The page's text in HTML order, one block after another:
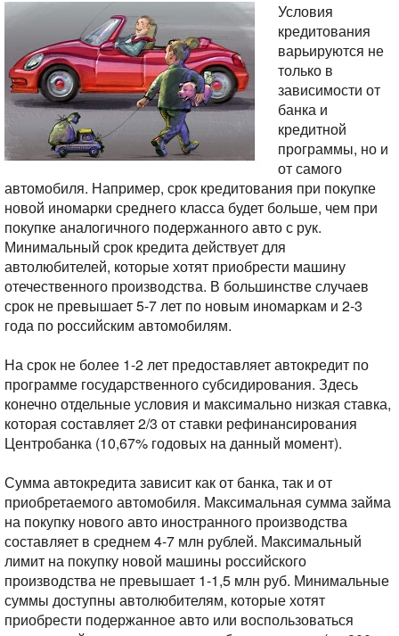
Условия
кредитования
варьируются не
только в
зависимости от
банка и
кредитной
программы, но и
от самого
автомобиля. Например, срок кредитования при покупке
новой иномарки среднего класса будет больше, чем при
покупке аналогичного подержанного авто с рук.
Минимальный срок кредита действует для
автолюбителей, которые хотят приобрести машину
отечественного производства. В большинстве случаев
срок не превышает 5-7 лет по новым иномаркам и 2-3
года по российским автомобилям.
На срок не более 1-2 лет предоставляет автокредит по
программе государственного субсидирования. Здесь
конечно отдельные условия и максимально низкая ставка,
которая составляет 2/3 от ставки рефинансирования
Центробанка (10,67% годовых на данный момент).
Сумма автокредита зависит как от банка, так и от
приобретаемого автомобиля. Максимальная сумма займа
на покупку нового авто иностранного производства
составляет в среднем 4-7 млн рублей. Максимальный
лимит на покупку новой машины российского
производства не превышает 1-1,5 млн руб. Минимальные
суммы доступны автолюбителям, которые хотят
приобрести подержанное авто или воспользоваться